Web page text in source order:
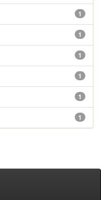
1
1
1
1
1
1